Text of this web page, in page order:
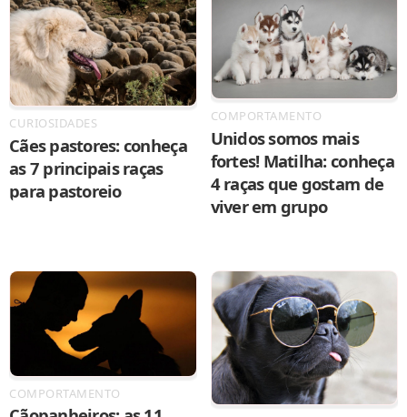
CURIOSIDADES
Cães pastores: conheça
as 7 principais raças
para pastoreio
COMPORTAMENTO
Unidos somos mais
fortes! Matilha: conheça
4 raças que gostam de
viver em grupo
COMPORTAMENTO